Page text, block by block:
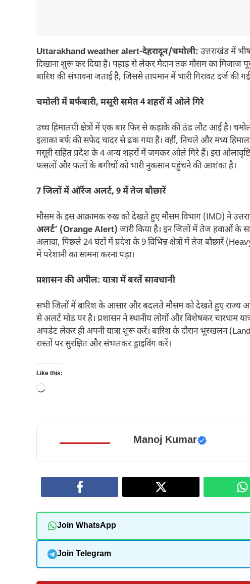
Uttarakhand weather alert-देहरादून/चमोली: उत्तराखंड में
दिखाना शुरू कर दिया है। पहाड़ से लेकर मैदान तक मौसम का मिजाज
बारिश की संभावना जताई है, जिससे तापमान में भारी गिरावट दर्ज की
चमोली में बर्फबारी, मसूरी समेत 4 शहरों में ओले गिरे
उच्च हिमालयी क्षेत्रों में एक बार फिर से कड़ाके की ठंड लौट आई है।
इलाका बर्फ की सफेद चादर से ढक गया है। वहीं, निचले और मध्य हिमालई
मसूरी सहित प्रदेश के 4 अन्य शहरों में जमकर ओले गिरे हैं। इस
फसलों और फलों के बगीचों को भारी नुकसान पहुंचने की आशंका है।
7 जिलों में ऑरेंज अलर्ट, 9 में तेज बौछारें
मौसम के इस आक्रामक रुख को देखते हुए मौसम विभाग (IMD) ने
अलर्ट’ (Orange Alert) जारी किया है। इन जिलों में तेज हवाओं के
अलावा, पिछले 24 घंटों में प्रदेश के 9 विभिन्न क्षेत्रों में तेज बौछारें
में परेशानी का सामना करना पड़ा।
प्रशासन की अपील: यात्रा में बरतें सावधानी
सभी जिलों में बारिश के आसार और बदलते मौसम को देखते हुए राज्य
से अलर्ट मोड पर है। प्रशासन ने स्थानीय लोगों और विशेषकर चारधाम
अपडेट लेकर ही अपनी यात्रा शुरू करें। बारिश के दौरान भूस्खलन
रास्तों पर सुरक्षित और संभलकर ड्राइविंग करें।
Like this:
Loading…
Manoj Kumar
Join WhatsApp
Join Telegram